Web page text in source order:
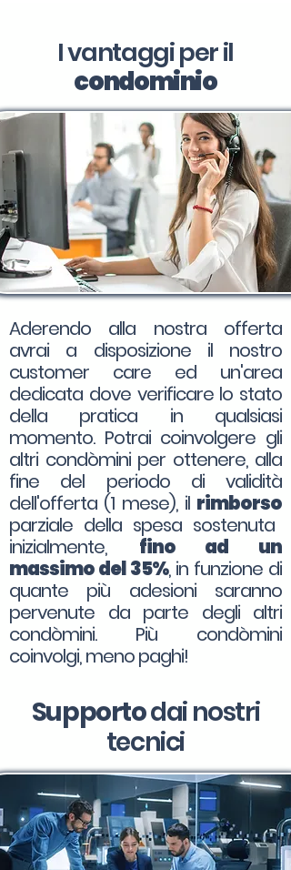
I vantaggi per il
condominio
Aderendo alla nostra offerta
avrai a disposizione il nostro
customer care ed un'area
dedicata dove verificare lo stato
della pratica in qualsiasi
momento. Potrai coinvolgere gli
altri condòmini per ottenere, alla
fine del periodo di validità
dell'offerta (1 mese), il rimborso
parziale della spesa sostenuta
inizialmente, fino ad un
massimo del 35%, in funzione di
quante più adesioni saranno
pervenute da parte degli altri
condòmini. Più condòmini
coinvolgi, meno paghi!
Supportodai nostri
tecnici